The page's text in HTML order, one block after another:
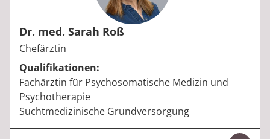
Dr. med. Sarah Roß
Berufstitel:
Chefärztin
Qualifikationen:
Fachärztin für Psychosomatische Medizin und
Psychotherapie
Suchtmedizinische Grundversorgung